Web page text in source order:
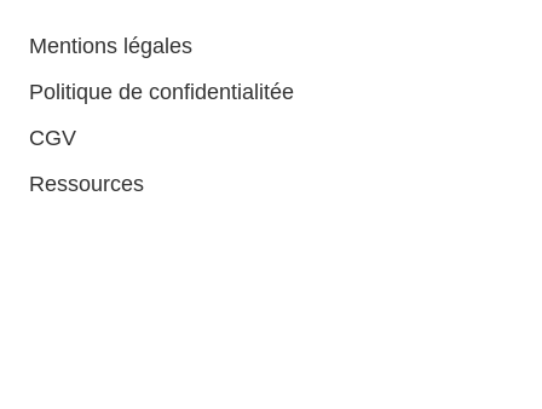
Mentions légales
Politique de confidentialitée
CGV
Ressources